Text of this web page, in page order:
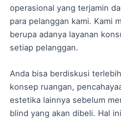
operasional yang terjamin
para pelanggan kami. Kami
berupa adanya layanan
setiap pelanggan.
Anda bisa berdiskusi
konsep ruangan,
estetika lainnya sebelum
blind yang akan dibeli. Hal